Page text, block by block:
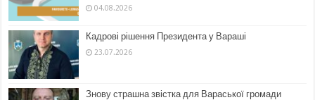
04.08.2026
Кадрові рішення Президента у Вараші
23.07.2026
Знову страшна звістка для Вараської громади